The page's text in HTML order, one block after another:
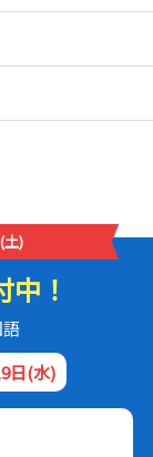
土)
！
日(水)